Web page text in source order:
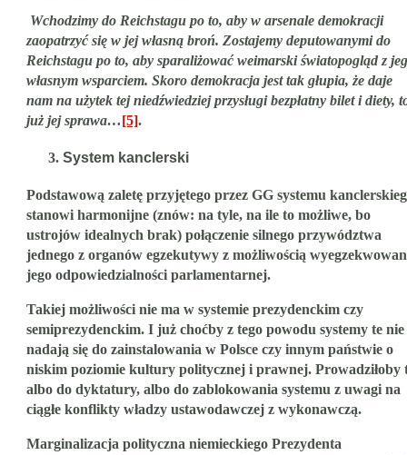
Wchodzimy do Reichstagu po to, aby w arsenale demokracji
zaopatrzyć się w jej własną broń. Zostajemy deputowanymi do
Reichstagu po to, aby sparaliżować weimarski światopogląd z
własnym wsparciem. Skoro demokracja jest tak głupia, że daje
nam na użytek tej niedźwiedziej przysługi bezpłatny bilet i diety,
już jej sprawa…[5].
System kanclerski
Podstawową zaletę przyjętego przez GG systemu
stanowi harmonijne (znów: na tyle, na ile to możliwe, bo
ustrojów idealnych brak) połączenie silnego przywództwa
jednego z organów egzekutywy z możliwością
jego odpowiedzialności parlamentarnej.
Takiej możliwości nie ma w systemie prezydenckim czy
semiprezydenckim. I już choćby z tego powodu systemy te nie
nadają się do zainstalowania w Polsce czy innym państwie o
niskim poziomie kultury politycznej i prawnej. Prowadziłoby
albo do dyktatury, albo do zablokowania systemu z uwagi na
ciągłe konflikty władzy ustawodawczej z wykonawczą.
Marginalizacja polityczna niemieckiego Prezydenta